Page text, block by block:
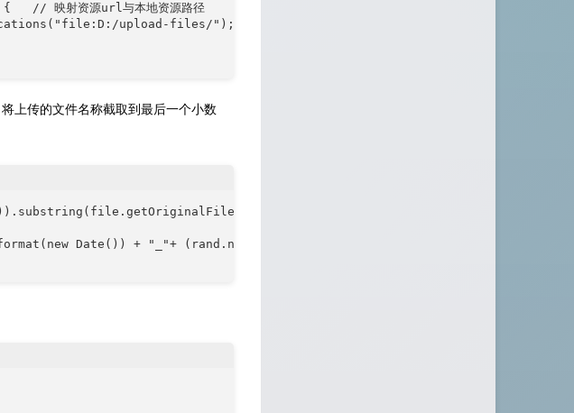
// 映射资源url与本地资源路径
upload-files/");
上传的文件名称截取到最后一个小数
Date()) + "_"+ (rand.nextInt(1000)+1)  + file_suffix;